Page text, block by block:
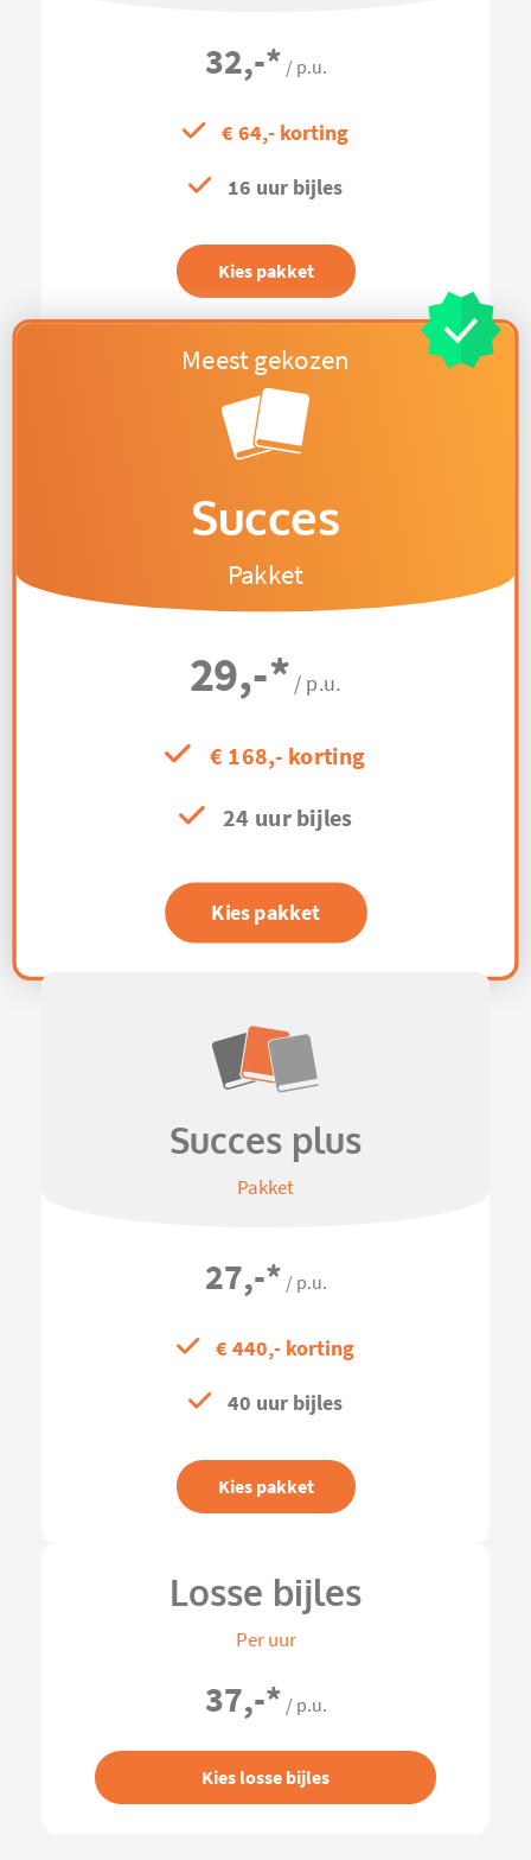
32,-* / p.u.
€ 64,- korting
16 uur bijles
Kies pakket
Succes
Pakket
29,-* / p.u.
€ 168,- korting
24 uur bijles
Kies pakket
Succes plus
Pakket
27,-* / p.u.
€ 440,- korting
40 uur bijles
Kies pakket
Losse bijles
Per uur
37,-* / p.u.
Kies losse bijles